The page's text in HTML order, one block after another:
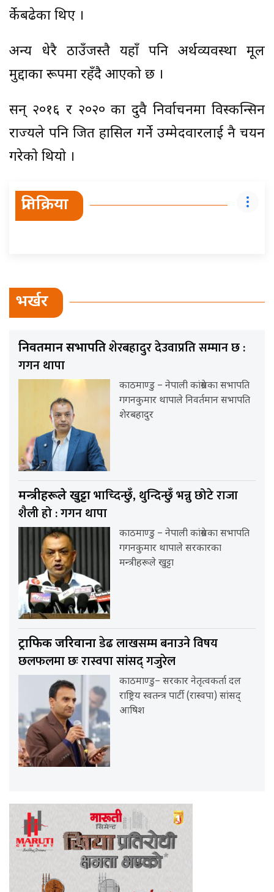
हुर्केबढेका थिए ।
अन्य धेरै ठाउँजस्तै यहाँ पनि अर्थव्यवस्था मूल
मुद्दाका रूपमा रहँदै आएको छ ।
सन् २०१६ र २०२० का दुवै निर्वाचनमा विस्कन्सिन
राज्यले पनि जित हासिल गर्ने उम्मेदवारलाई नै चयन
गरेको थियो ।
प्रतिक्रिया
भर्खर
निवर्तमान सभापतिशेरबहादुर देउवाप्रति सम्मान छ :
गगन थापा
काठमाण्डु – नेपाली कांग्रेसका सभापति
गगनकुमार थापाले निवर्तमान सभापति
शेरबहादुर
मन्त्रीहरूले खुट्टाभाच्दिन्छुँ, थुन्दिन्छुँ भन्नु छोटे राजा
शैली हो : गगन थापा
काठमाण्डु – नेपाली कांग्रेसका सभापति
गगनकुमार थापाले सरकारका
मन्त्रीहरूले खुट्टा
ट्राफिक जरिवानाडेढ लाखसम्म बनाउने विषय
छलफलमा छः रास्वपा सांसद् गजुरेल
काठमाण्डु– सरकार नेतृत्वकर्ता दल
राष्ट्रिय स्वतन्त्र पार्टी (रास्वपा) सांसद्
आषिश